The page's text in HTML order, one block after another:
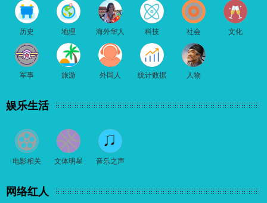
历史 地理 海外华人 科技 社会 文化
军事 旅游 外国人 统计数据 人物
娱乐生活
电影相关 文体明星 音乐之声
网络红人